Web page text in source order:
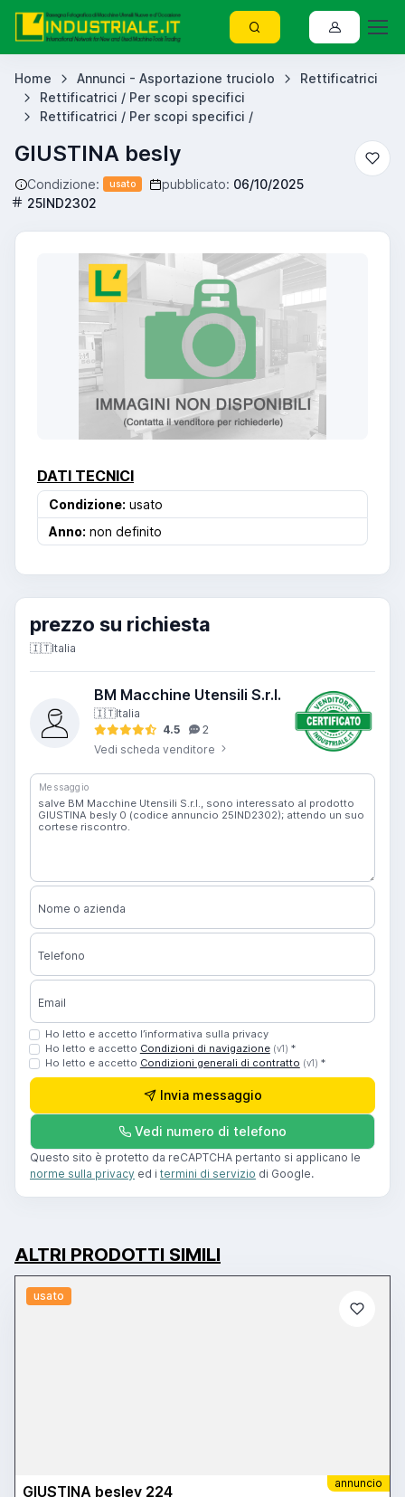
Home Annunci - Asportazione truciolo
Rettificatrici
Rettificatrici / Per scopi specifici
Rettificatrici / Per scopi specifici /
GIUSTINA besly
Condizione: usato pubblicato: 06/10/2025
25IND2302
DATI TECNICI
Condizione: usato
Anno: non definito
prezzo su richiesta
🇮🇹Italia
BM Macchine Utensili S.r.l.
🇮🇹Italia
4.5
2
Vedi scheda venditore
Messaggio
Nome o azienda
Telefono
Email
Ho letto e accetto l’informativa sulla privacy
Ho letto e accetto Condizioni di navigazione (v1) *
Ho letto e accetto Condizioni generali di contratto (v1) *
Invia messaggio
Vedi numero di telefono
Questo sito è protetto da reCAPTCHA pertanto si applicano le
norme sulla privacy ed i termini di servizio di Google.
ALTRI PRODOTTI SIMILI
usato